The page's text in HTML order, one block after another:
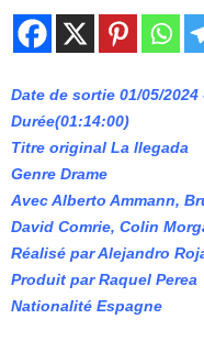
Date de sortie 01/05/2024
Durée(01:14:00)
Titre original La llegada
Genre Drame
Avec Alberto Ammann,
David Comrie, Colin
Réalisé par Alejandro
Produit par Raquel Perea
Nationalité Espagne